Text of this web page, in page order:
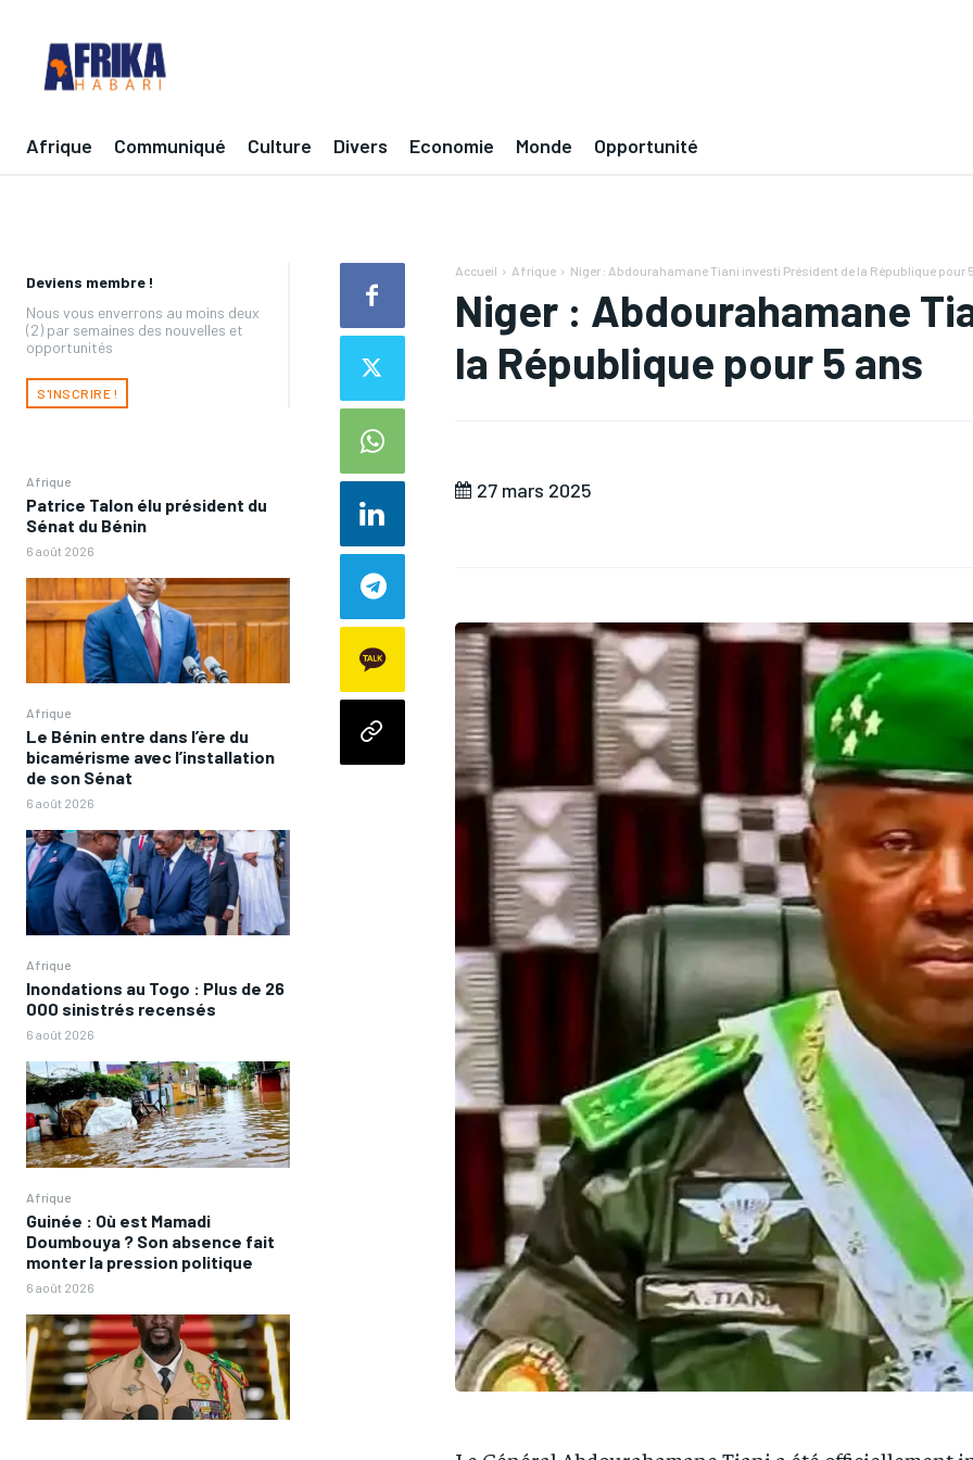
Afrique Communiqué Culture Divers Economie Monde Opportunité
Deviens membre !
Nous vous enverrons au moins deux
(2) par semaines des nouvelles et
opportunités
S'INSCRIRE !
Afrique
Patrice Talon élu président du
Sénat du Bénin
6 août 2026
Afrique
Le Bénin entre dans l’ère du
bicamérisme avec l’installation
de son Sénat
6 août 2026
Afrique
Inondations au Togo : Plus de 26
000 sinistrés recensés
6 août 2026
Afrique
Guinée : Où est Mamadi
Doumbouya ? Son absence fait
monter la pression politique
6 août 2026
Accueil Afrique Niger : Abdourahamane Tiani investi Président de la République pour
Niger : Abdourahamane
la République pour 5 ans
27 mars 2025